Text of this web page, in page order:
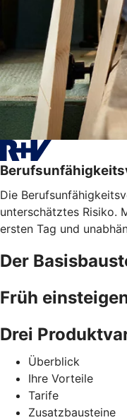
Die
unterschätztes Risiko.
ersten Tag und
Der
Früh
Drei
Überblick
Ihre Vorteile
Tarife
Zusatzbausteine